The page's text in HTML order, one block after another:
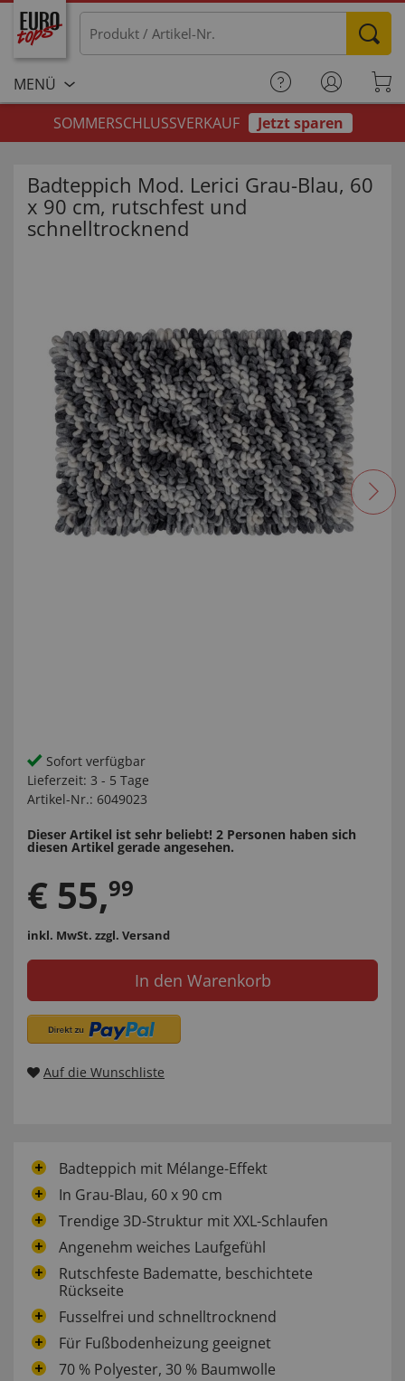
MENÜ
SOMMERSCHLUSSVERKAUF
Jetzt sparen
Badteppich Mod. Lerici Grau-Blau, 60
x 90 cm, rutschfest und
schnelltrocknend
Sofort verfügbar
Lieferzeit: 3 - 5 Tage
Artikel-Nr.: 6049023
Dieser Artikel ist sehr beliebt! 2 Personen haben sich
diesen Artikel gerade angesehen.
€ 55,99
inkl. MwSt. zzgl. Versand
In den Warenkorb
Auf die Wunschliste
Badteppich mit Mélange-Effekt
In Grau-Blau, 60 x 90 cm
Trendige 3D-Struktur mit XXL-Schlaufen
Angenehm weiches Laufgefühl
Rutschfeste Badematte, beschichtete
Rückseite
Fusselfrei und schnelltrocknend
Für Fußbodenheizung geeignet
70 % Polyester, 30 % Baumwolle